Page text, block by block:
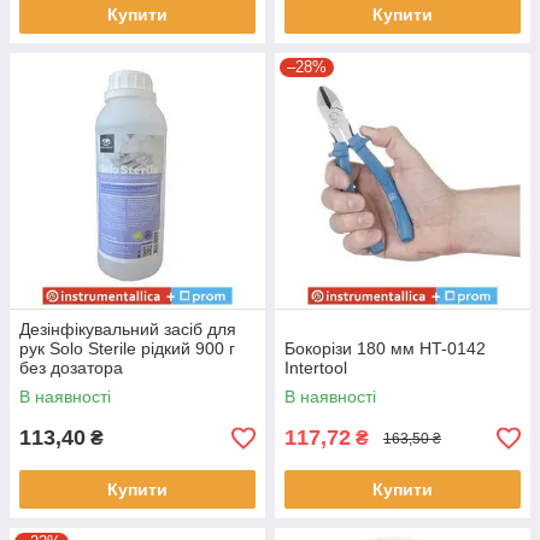
Купити Купити
Дезінфікувальний засіб для
рук Solo Sterile рідкий 900 г
без дозатора
В наявності
113,40 ₴
Купити
–28%
Бокорізи 180 мм HT-0142
Intertool
В наявності
117,72 ₴ 163,50 ₴
Купити